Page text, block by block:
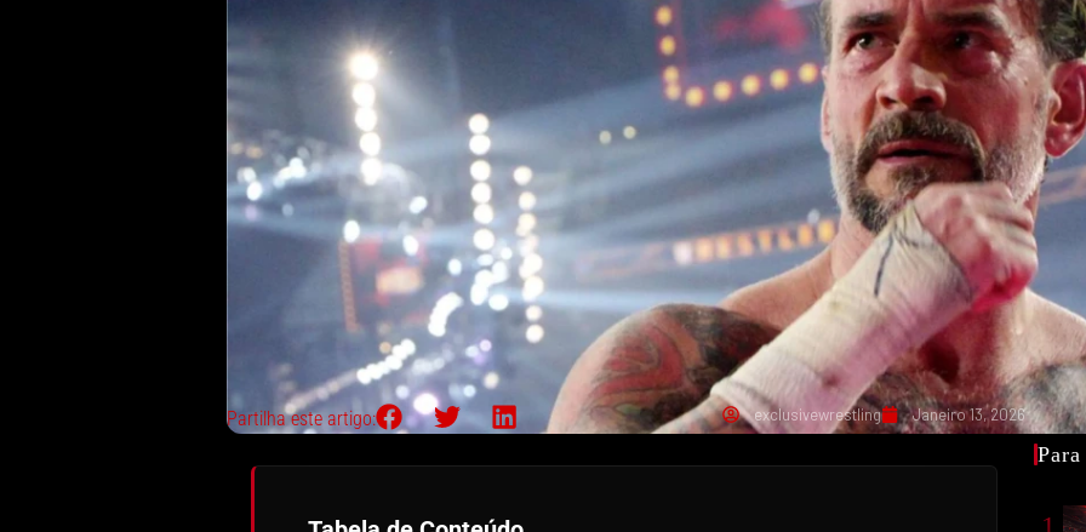
Partilha este artigo: exclusivewrestling Janeiro 13, 2026